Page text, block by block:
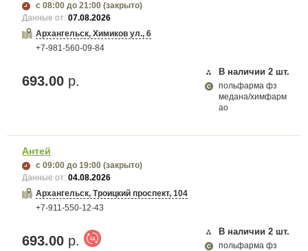
с 08:00 до 21:00 (закрыто)
Данные от:07.08.2026
Архангельск, Химиков ул., 6
+7-981-560-09-84
693.00 р.
В наличии 2 шт.
польфарма фз
медана/химфарм
ао
Антей
с 09:00 до 19:00 (закрыто)
Данные от:04.08.2026
Архангельск, Троицкий проспект, 104
+7-911-550-12-43
693.00 р.
В наличии 2 шт.
польфарма фз